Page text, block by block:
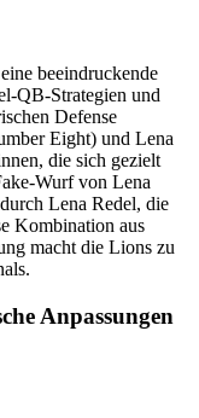
beeindruckende
QB-Strategien und
Defense
Eight) und Lena
die sich gezielt
Wurf von Lena
Lena Redel, die
Kombination aus
macht die Lions zu
Anpassungen